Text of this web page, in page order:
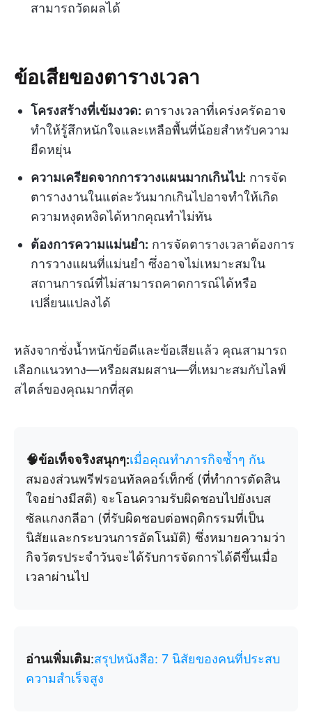
สามารถวัดผลได้
ข้อเสียของตารางเวลา
โครงสร้างที่เข้มงวด: ตารางเวลาที่เคร่งครัดอาจ
ทำให้รู้สึกหนักใจและเหลือพื้นที่น้อยสำหรับความ
ยืดหยุ่น
ความเครียดจากการวางแผนมากเกินไป: การจัด
ตารางงานในแต่ละวันมากเกินไปอาจทำให้เกิด
ความหงุดหงิดได้หากคุณทำไม่ทัน
ต้องการความแม่นยำ: การจัดตารางเวลาต้องการ
การวางแผนที่แม่นยำ ซึ่งอาจไม่เหมาะสมใน
สถานการณ์ที่ไม่สามารถคาดการณ์ได้หรือ
เปลี่ยนแปลงได้
หลังจากชั่งน้ำหนักข้อดีและข้อเสียแล้ว คุณสามารถ
เลือกแนวทาง—หรือผสมผสาน—ที่เหมาะสมกับไลฟ์
สไตล์ของคุณมากที่สุด
🧠ข้อเท็จจริงสนุกๆ:เมื่อคุณทำภารกิจซ้ำๆ กัน
สมองส่วนพรีฟรอนทัลคอร์เท็กซ์ (ที่ทำการตัดสิน
ใจอย่างมีสติ) จะโอนความรับผิดชอบไปยังเบส
ซัลแกงกลีอา (ที่รับผิดชอบต่อพฤติกรรมที่เป็น
นิสัยและกระบวนการอัตโนมัติ) ซึ่งหมายความว่า
กิจวัตรประจำวันจะได้รับการจัดการได้ดีขึ้นเมื่อ
เวลาผ่านไป
อ่านเพิ่มเติม:สรุปหนังสือ: 7 นิสัยของคนที่ประสบ
ความสำเร็จสูง